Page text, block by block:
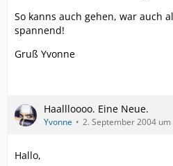
So kanns auch gehen, war auch
spannend!
Gruß Yvonne
Haallloooo. Eine Neue.
Yvonne 2. September 2004 um
Hallo,